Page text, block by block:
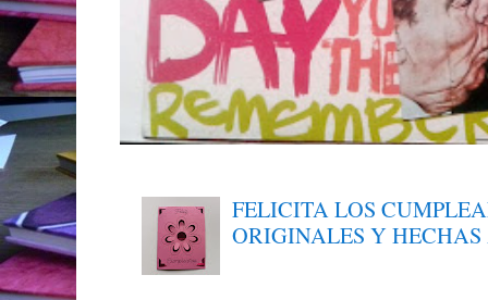
FELICITA LOS
ORIGINALES Y